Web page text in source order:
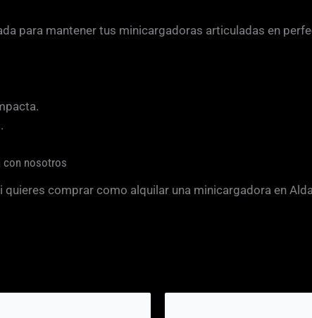
para mantener tus minicargadoras articuladas en
con nosotros
comprar como alquilar una minicargadora en